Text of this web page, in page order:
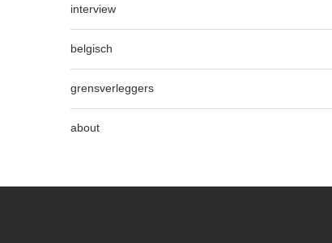
interview
belgisch
grensverleggers
about